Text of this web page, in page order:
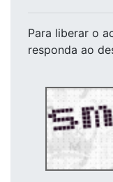
Para liberar o
responda ao